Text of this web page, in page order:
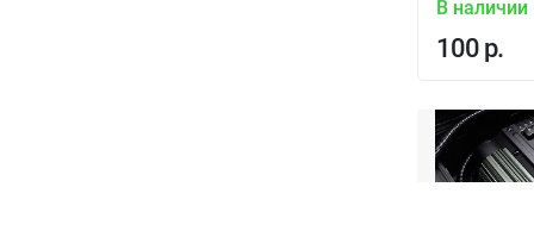
В наличии
100 р.